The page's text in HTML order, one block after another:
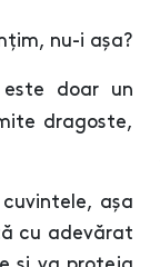
nu-i așa?
doar un
dragoste,
așa
cu adevărat